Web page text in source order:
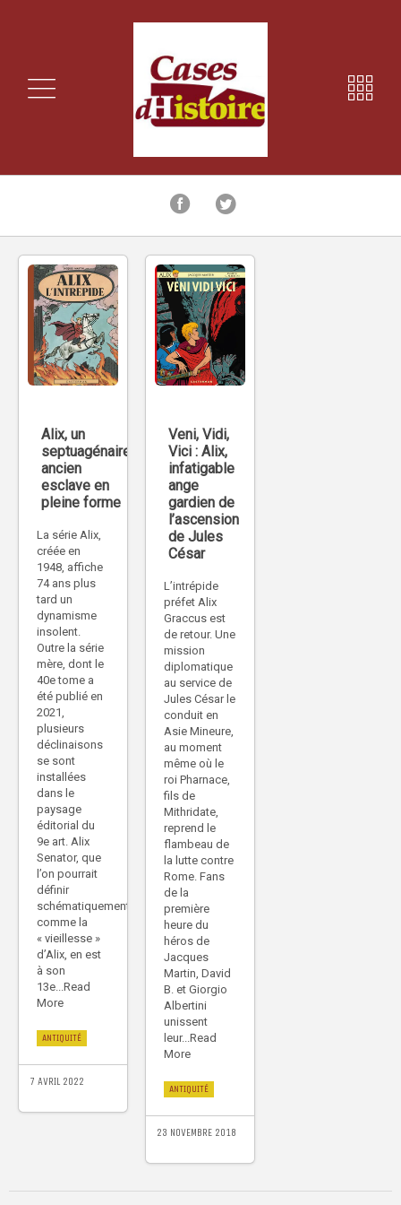
Alix, un
septuagénaire
ancien
esclave en
pleine forme
La série Alix,
créée en
1948, affiche
74 ans plus
tard un
dynamisme
insolent.
Outre la série
mère, dont le
40e tome a
été publié en
2021,
plusieurs
déclinaisons
se sont
installées
dans le
paysage
éditorial du
9e art. Alix
Senator, que
l’on pourrait
définir
schématiquement
comme la
« vieillesse »
d’Alix, en est
à son
13e...Read
More
ANTIQUITÉ
7 AVRIL 2022
Veni, Vidi,
Vici : Alix,
infatigable
ange
gardien de
l’ascension
de Jules
César
L’intrépide
préfet Alix
Graccus est
de retour. Une
mission
diplomatique
au service de
Jules César le
conduit en
Asie Mineure,
au moment
même où le
roi Pharnace,
fils de
Mithridate,
reprend le
flambeau de
la lutte contre
Rome. Fans
de la
première
heure du
héros de
Jacques
Martin, David
B. et Giorgio
Albertini
unissent
leur...Read
More
ANTIQUITÉ
23 NOVEMBRE 2018